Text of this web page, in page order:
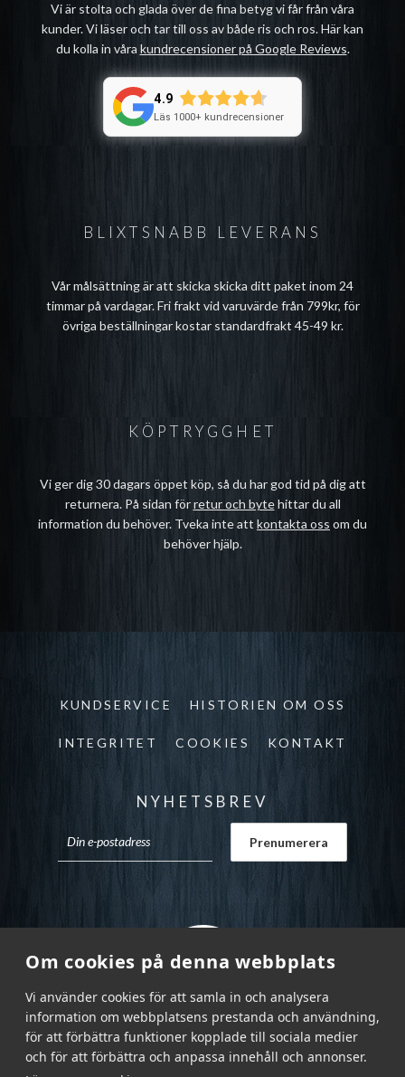
Om cookies på denna webbplats
Vi använder cookies för att samla in och analysera
information om webbplatsens prestanda och användning,
för att förbättra funktioner kopplade till sociala medier
och för att förbättra och anpassa innehåll och annonser.
BLIXTSNABB LEVERANS
Vår målsättning är att skicka skicka ditt paket inom 24
timmar på vardagar. Fri frakt vid varuvärde från 799kr, för
övriga beställningar kostar standardfrakt 45-49 kr.
Vi är stolta och glada över de fina betyg vi får från våra
kunder. Vi läser och tar till oss av både ris och ros. Här kan
du kolla in våra kundrecensioner på Google Reviews.
4.9
Läs 1000+ kundrecensioner
KÖPTRYGGHET
Vi ger dig 30 dagars öppet köp, så du har god tid på dig att
returnera. På sidan förretur och bytehittar du all
information du behöver. Tveka inte att kontakta oss om du
behöver hjälp.
KUNDSERVICE HISTORIEN OM OSS
INTEGRITET COOKIES KONTAKT
NYHETSBREV